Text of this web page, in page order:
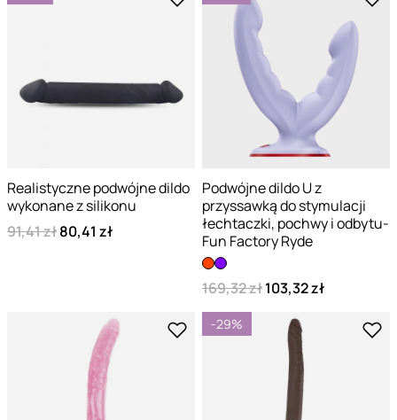
Realistyczne podwójne dildo
wykonane z silikonu
91,41 zł80,41 zł
Podwójne dildo U z
przyssawką do stymulacji
łechtaczki, pochwy i odbytu-
Fun Factory Ryde
169,32 zł103,32 zł
-29%